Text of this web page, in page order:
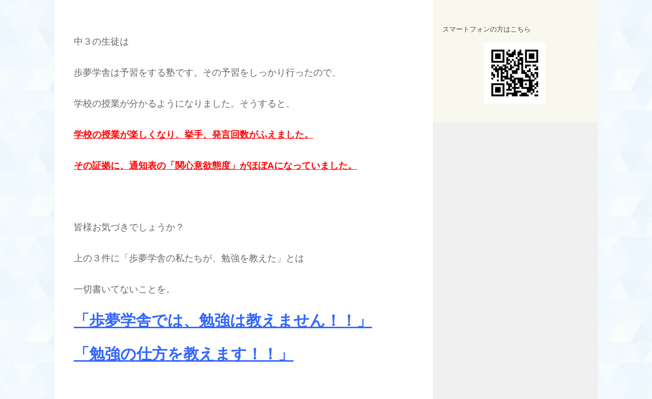
中３の生徒は
歩夢学舎は予習をする塾です。その予習をしっかり行ったので、
学校の授業が分かるようになりました。そうすると、
学校の授業が楽しくなり、挙手、発言回数がふえました。
その証拠に、通知表の「関心意欲態度」がほぼAになっていました。
皆様お気づきでしょうか？
上の３件に「歩夢学舎の私たちが、勉強を教えた」とは
一切書いてないことを。
「歩夢学舎では、勉強は教えません！！」
「勉強の仕方を教えます！！」
スマートフォンの方はこちら